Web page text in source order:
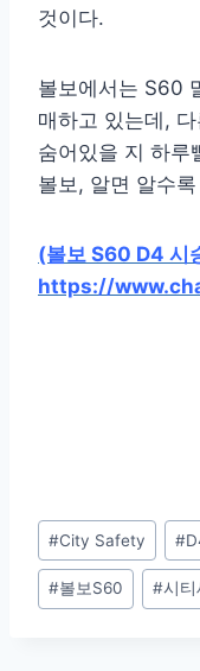
것이다.
볼보에서는 S60
매하고 있는데,
숨어있을 지 하루
볼보, 알면 알수
(볼보 S60 D4 시
https://
Post
Tags:
#City Safety #
#볼보S60 #시티